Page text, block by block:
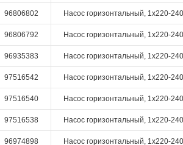
96806802 Насос горизонтальный, 1х220-
96806792 Насос горизонтальный, 1х220-
96935383 Насос горизонтальный, 1х220-
97516542 Насос горизонтальный, 1х220-
97516540 Насос горизонтальный, 1х220-
97516538 Насос горизонтальный, 1х220-
96974898 Насос горизонтальный, 1х220-